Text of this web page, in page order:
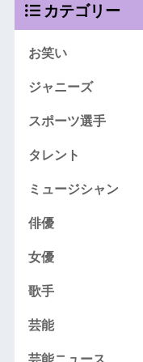
カテゴリー
お笑い
ジャニーズ
スポーツ選手
タレント
ミュージシャン
俳優
女優
歌手
芸能
芸能ニュース